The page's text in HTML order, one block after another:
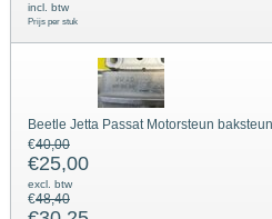
incl. btw
Prijs per stuk
Beetle Jetta Passat Motorsteun
€40,00
€25,00
excl. btw
€48,40